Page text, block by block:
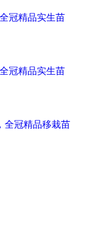
冠精品实生苗
冠精品实生苗
全冠精品移栽苗